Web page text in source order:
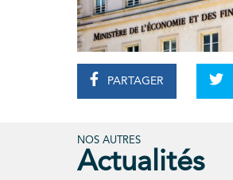
PARTAGER
NOS AUTRES
Actualités